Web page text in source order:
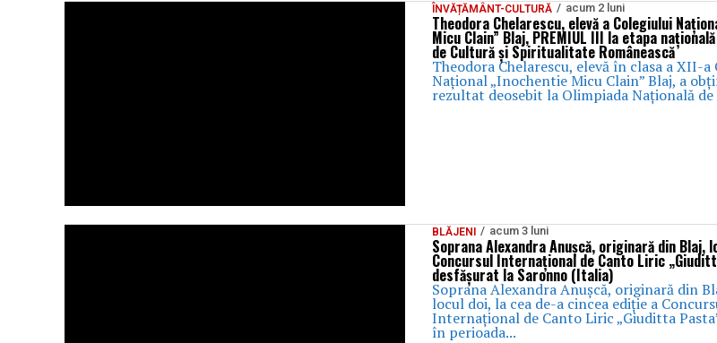
ÎNVĂȚĂMÂNT-CULTURĂ acum 2 luni
Theodora Chelarescu, elevă a Colegiului
Micu Clain” Blaj, PREMIUL III la etapa
de Cultură și Spiritualitate Românească
Theodora Chelarescu, elevă în clasa a XII-a
Național „Inochentie Micu Clain” Blaj, a
rezultat deosebit la Olimpiada Națională de
BLĂJENI acum 3 luni
Soprana Alexandra Anușcă, originară din Blaj,
Concursul Internațional de Canto Liric
desfășurat la Saronno (Italia)
Soprana Alexandra Anușcă, originară din
locul doi, la cea de-a cincea ediție a
Internațional de Canto Liric „Giuditta
în perioada...